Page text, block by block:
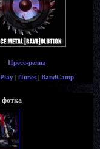
Пресс-релиз
| iTunes | BandCamp